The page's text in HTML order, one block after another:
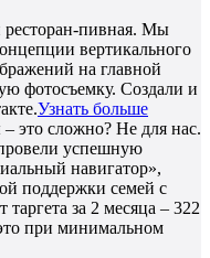
ресторан-пивная. Мы
вертикального
на главной
фотосъемку. Создали и
Узнать больше
это сложно? Не для нас.
успешную
навигатор»,
поддержки семей с
за 2 месяца – 322
при минимальном